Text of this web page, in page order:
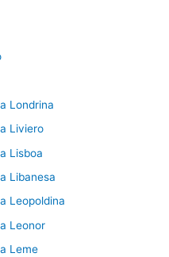
Londrina
Liviero
Lisboa
Libanesa
Leopoldina
Leonor
Leme